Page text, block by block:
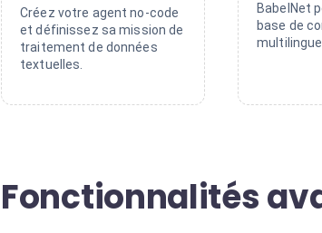
Créez votre agent no-code
et définissez sa mission de
traitement de données
textuelles.
BabelNet
base de
Fonctionnalités